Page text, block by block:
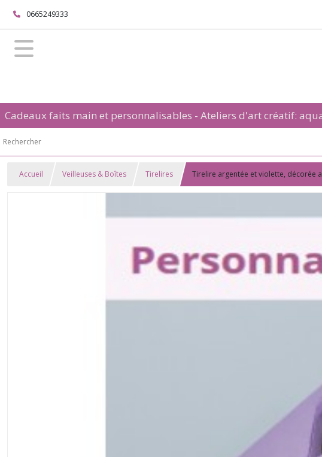
0665249333
Cadeaux faits main et personnalisables - Ateliers d'art créatif:
Accueil Veilleuses & Boîtes Tirelires Tirelire argentée et violette, décorée